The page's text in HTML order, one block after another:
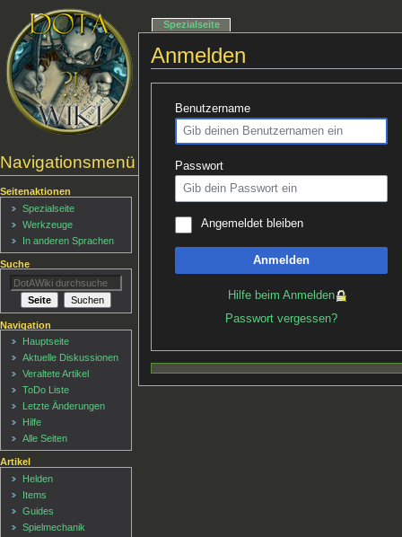
Anmelden
Benutzername
Passwort
Angemeldet bleiben
Anmelden
Hilfe beim Anmelden
Passwort vergessen?
Navigationsmenü
Spezialseite
Seitenaktionen
Spezialseite
Werkzeuge
In anderen Sprachen
Suche
Navigation
Hauptseite
Aktuelle Diskussionen
Veraltete Artikel
ToDo Liste
Letzte Änderungen
Hilfe
Alle Seiten
Artikel
Helden
Items
Guides
Spielmechanik